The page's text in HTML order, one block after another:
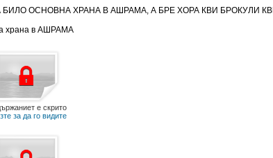
БИЛО ОСНОВНА ХРАНА В АШРАМА, А БРЕ ХОРА КВИ БРОКУЛИ
храна в АШРАМА
е скрито
за да го видите